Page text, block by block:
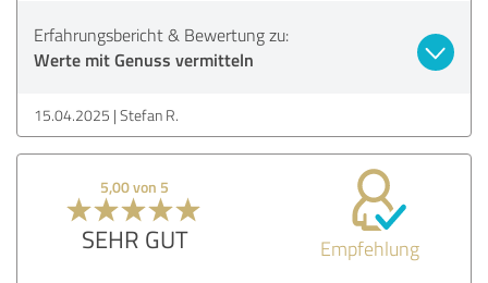
Erfahrungsbericht & Bewertung zu:
Werte mit Genuss vermitteln
15.04.2025 Stefan R.
5,00 von 5
SEHR GUT Empfehlung